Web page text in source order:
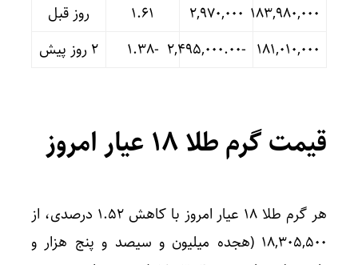
۱۸۳,۹۸۰,۰۰۰ ۲,۹۷۰,۰۰۰ ۱.۶۱
روز قبل
۱۸۱,۰۱۰,۰۰۰ -۲,۴۹۵,۰۰۰.۰۰ -۱.۳۸ ۲ روز پیش
قیمت گرم طلا ۱۸ عیار امروز
هر گرم طلا ۱۸ عیار امروز با کاهش ۱.۵۲ درصدی، از
۱۸,۳۰۵,۵۰۰ (هجده میلیون و سیصد و پنج هزار و